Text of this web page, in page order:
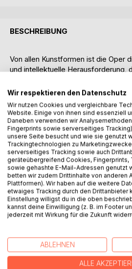
BESCHREIBUNG
Von allen Kunstformen ist die Oper
und intellektuelle Herausforderung,
Allerdings ist die Oper auch die
man sich denken kann – sowohl für
Interpreten als auch für die
vereint Historie, Kulturgeschichte,
bildende nebst darstellender Kunst
ist die Oper eine Sinn stiftende
Gegensätzen.
Die vor 400 Jahren in Italien
der Zeit viele Wandlungen
Ländern eigenständige
in diesem Band vorgestellte
den zeitlichen Kontext und die
anhand von exemplarisch
Der Band regt nicht nur erfahrene
Grundlagen für ein weiter
Wir respektieren den Datenschutz
Wir nutzen Cookies und vergleichbare
Website. Einige von ihnen sind essenziell
Daneben verwenden wir
Fingerprints sowie serverseitiges
unsere Seite besucht und wie sie genutzt
Trackingtechnologien zu
serverseitiges Tracking sowie auch
geräteübergreifend Cookies, Fingerprints,
sowie gehashte E-Mail-Adressen genutzt
betten wir zudem Drittinhalte von anderen
Plattformen). Wir haben auf die weitere
etwaiges Tracking durch den Drittanbieter
Einstellung willigst du in die oben
kannst deine Einwilligung (z. B. im Footer
jederzeit mit Wirkung für die Zukunft
ABLEHNEN
ALLE